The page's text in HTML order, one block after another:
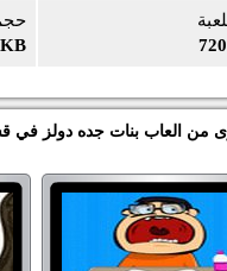
من العاب بنات جده دولز في